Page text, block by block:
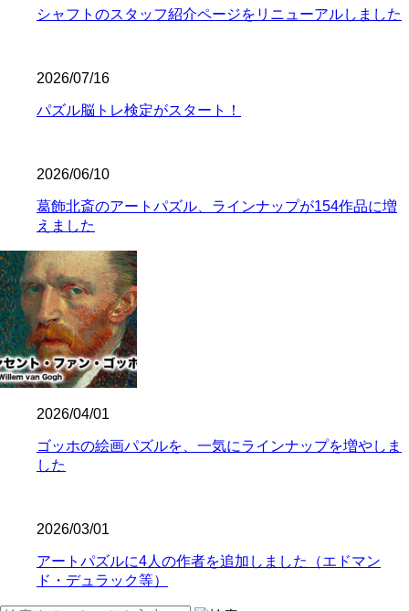
シャフトのスタッフ紹介ページをリニューアルしました
2026/07/16
パズル脳トレ検定がスタート！
2026/06/10
葛飾北斎のアートパズル、ラインナップが154作品に増
えました
2026/04/01
ゴッホの絵画パズルを、一気にラインナップを増やしま
した
2026/03/01
アートパズルに4人の作者を追加しました（エドマン
ド・デュラック等）